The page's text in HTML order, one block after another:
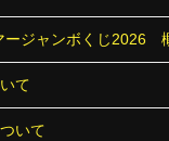
ージャンボくじ2026
て
いて